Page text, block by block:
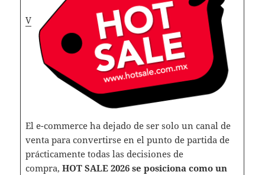
V
El e-commerce ha dejado de ser solo un canal de
venta para convertirse en el punto de partida de
prácticamente todas las decisiones de
compra, HOT SALE 2026 se posiciona como un